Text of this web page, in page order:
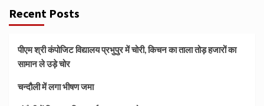
Recent Posts
पीएम श्री कंपोजिट विद्यालय प्रभुपुर में चोरी, किचन का ताला तोड़ हजारों का
सामान ले उड़े चोर
चन्दौली में लगा भीषण जमा